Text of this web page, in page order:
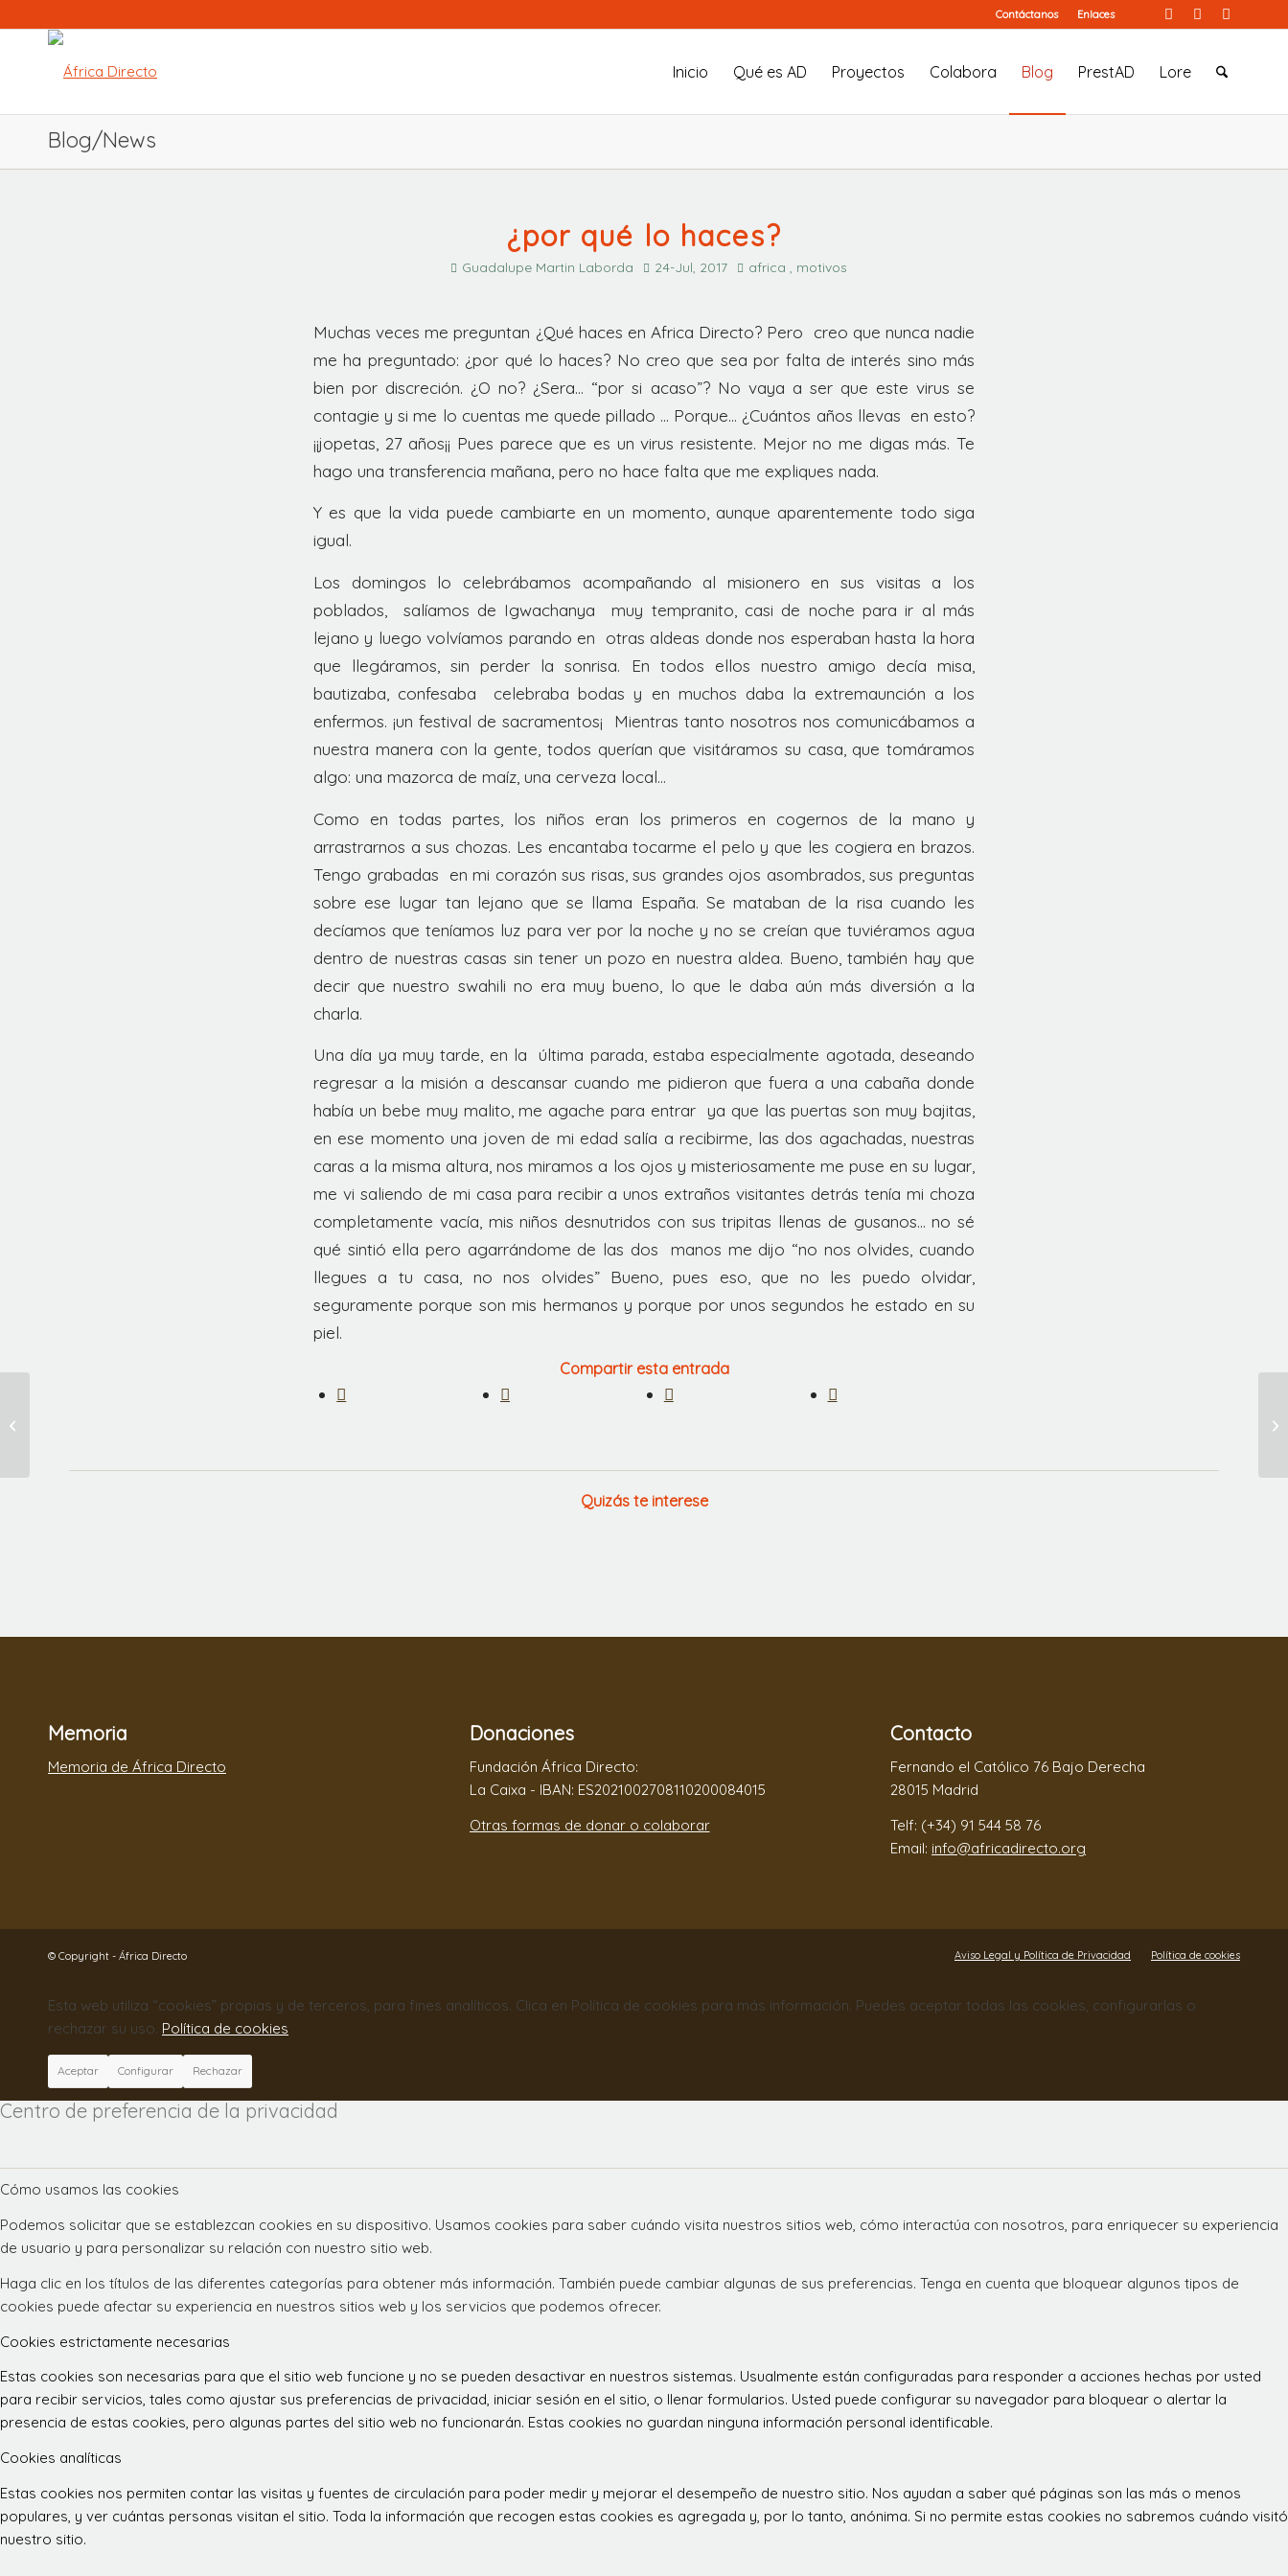
Contáctanos Enlaces
Inicio Qué es AD Proyectos Colabora Blog PrestAD Lore
Blog/News
¿por qué lo haces?
Guadalupe Martin Laborda 24-Jul, 2017 africa , motivos
Muchas veces me preguntan ¿Qué haces en Africa Directo? Pero creo que nunca nadie
me ha preguntado: ¿por qué lo haces? No creo que sea por falta de interés sino más
bien por discreción. ¿O no? ¿Sera… “por si acaso”? No vaya a ser que este virus se
contagie y si me lo cuentas me quede pillado … Porque… ¿Cuántos años llevas en esto?
¡¡jopetas, 27 años¡¡ Pues parece que es un virus resistente. Mejor no me digas más. Te
hago una transferencia mañana, pero no hace falta que me expliques nada.
Y es que la vida puede cambiarte en un momento, aunque aparentemente todo siga
igual.
Los domingos lo celebrábamos acompañando al misionero en sus visitas a los
poblados, salíamos de Igwachanya muy tempranito, casi de noche para ir al más
lejano y luego volvíamos parando en otras aldeas donde nos esperaban hasta la hora
que llegáramos, sin perder la sonrisa. En todos ellos nuestro amigo decía misa,
bautizaba, confesaba celebraba bodas y en muchos daba la extremaunción a los
enfermos. ¡un festival de sacramentos¡ Mientras tanto nosotros nos comunicábamos a
nuestra manera con la gente, todos querían que visitáramos su casa, que tomáramos
algo: una mazorca de maíz, una cerveza local…
Como en todas partes, los niños eran los primeros en cogernos de la mano y
arrastrarnos a sus chozas. Les encantaba tocarme el pelo y que les cogiera en brazos.
Tengo grabadas en mi corazón sus risas, sus grandes ojos asombrados, sus preguntas
sobre ese lugar tan lejano que se llama España. Se mataban de la risa cuando les
decíamos que teníamos luz para ver por la noche y no se creían que tuviéramos agua
dentro de nuestras casas sin tener un pozo en nuestra aldea. Bueno, también hay que
decir que nuestro swahili no era muy bueno, lo que le daba aún más diversión a la
charla.
Una día ya muy tarde, en la última parada, estaba especialmente agotada, deseando
regresar a la misión a descansar cuando me pidieron que fuera a una cabaña donde
había un bebe muy malito, me agache para entrar ya que las puertas son muy bajitas,
en ese momento una joven de mi edad salía a recibirme, las dos agachadas, nuestras
caras a la misma altura, nos miramos a los ojos y misteriosamente me puse en su lugar,
me vi saliendo de mi casa para recibir a unos extraños visitantes detrás tenía mi choza
completamente vacía, mis niños desnutridos con sus tripitas llenas de gusanos… no sé
qué sintió ella pero agarrándome de las dos manos me dijo “no nos olvides, cuando
llegues a tu casa, no nos olvides” Bueno, pues eso, que no les puedo olvidar,
seguramente porque son mis hermanos y porque por unos segundos he estado en su
piel.
Compartir esta entrada
Quizás te interese
Memoria
Memoria de África Directo
Donaciones
Fundación África Directo:
La Caixa - IBAN: ES2021002708110200084015
Otras formas de donar o colaborar
Contacto
Fernando el Católico 76 Bajo Derecha
28015 Madrid
Telf: (+34) 91 544 58 76
Email: info@africadirecto.org
© Copyright - África Directo Aviso Legal y Política de Privacidad Política de cookies
Solidario
Esta web utiliza “cookies” propias y de terceros, para fines analíticos. Clica en Política de cookies para más información. Puedes aceptar todas las cookies, configurarlas o
rechazar su uso. Política de cookies
Aceptar Configurar Rechazar
Centro de preferencia de la privacidad
Cómo usamos las cookies
Podemos solicitar que se establezcan cookies en su dispositivo. Usamos cookies para saber cuándo visita nuestros sitios web, cómo interactúa con nosotros, para enriquecer su experiencia
de usuario y para personalizar su relación con nuestro sitio web.
Haga clic en los títulos de las diferentes categorías para obtener más información. También puede cambiar algunas de sus preferencias. Tenga en cuenta que bloquear algunos tipos de
cookies puede afectar su experiencia en nuestros sitios web y los servicios que podemos ofrecer.
Cookies estrictamente necesarias
Estas cookies son necesarias para que el sitio web funcione y no se pueden desactivar en nuestros sistemas. Usualmente están configuradas para responder a acciones hechas por usted
para recibir servicios, tales como ajustar sus preferencias de privacidad, iniciar sesión en el sitio, o llenar formularios. Usted puede configurar su navegador para bloquear o alertar la
presencia de estas cookies, pero algunas partes del sitio web no funcionarán. Estas cookies no guardan ninguna información personal identificable.
Cookies analíticas
Estas cookies nos permiten contar las visitas y fuentes de circulación para poder medir y mejorar el desempeño de nuestro sitio. Nos ayudan a saber qué páginas son las más o menos
populares, y ver cuántas personas visitan el sitio. Toda la información que recogen estas cookies es agregada y, por lo tanto, anónima. Si no permite estas cookies no sabremos cuándo visitó
nuestro sitio.